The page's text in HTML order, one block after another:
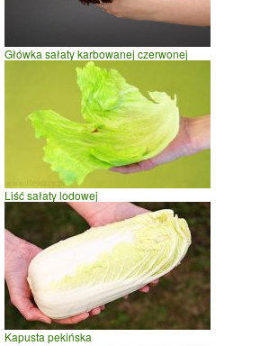
Główka sałaty karbowanej czerwonej
Liść sałaty lodowej
Kapusta pekińska